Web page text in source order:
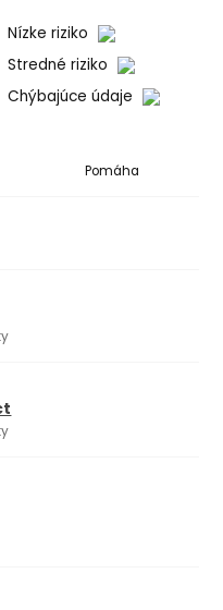
Nízke riziko
Stredné riziko
Chýbajúce údaje
Pomáha